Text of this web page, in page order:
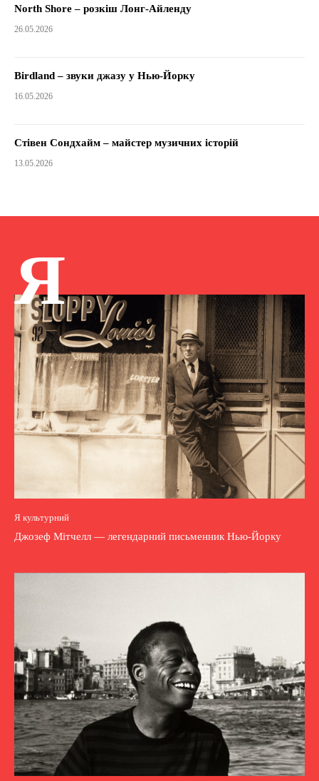
North Shore – розкіш Лонг-Айленду
26.05.2026
Birdland – звуки джазу у Нью-Йорку
16.05.2026
Стівен Сондхайм – майстер музичних історій
13.05.2026
Я
Я культурний
Джозеф Мітчелл — легендарний письменник Нью-Йорку